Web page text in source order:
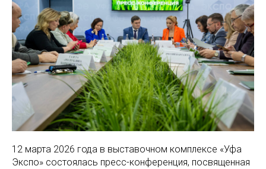
12 марта 2026 года в выставочном комплексе «Уфа
Экспо» состоялась пресс-конференция, посвященная